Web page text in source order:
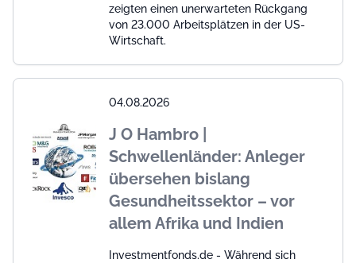
zeigten einen unerwarteten Rückgang
von 23.000 Arbeitsplätzen in der US-
Wirtschaft.
04.08.2026
J O Hambro |
Schwellenländer: Anleger
übersehen bislang
Gesundheitssektor – vor
allem Afrika und Indien
Investmentfonds.de - Während sich